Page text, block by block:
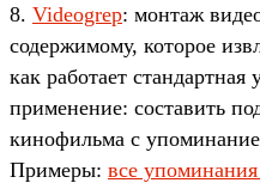
8. Videogrep: монтаж
содержимому, которое
как работает
применение: составить
кинофильма с
Примеры: все